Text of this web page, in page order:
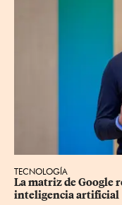
TECNOLOGÍA
La matriz de Google
inteligencia artificial